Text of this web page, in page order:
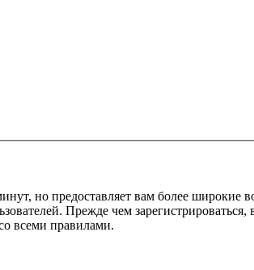
но предоставляет вам более широкие
Прежде чем зарегистрироваться,
всеми правилами.